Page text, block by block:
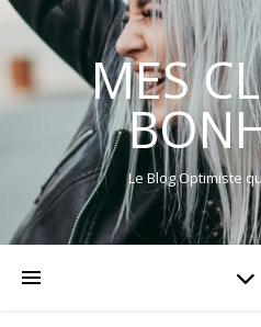
MES
Le Blog Optimiste